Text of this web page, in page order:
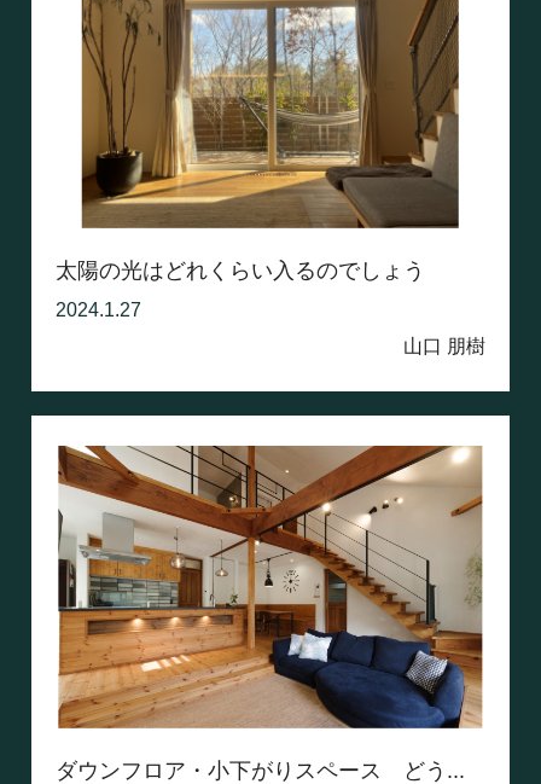
太陽の光はどれくらい入るのでしょう
2024.1.27
山口 朋樹
ダウンフロア・小下がりスペース どう...